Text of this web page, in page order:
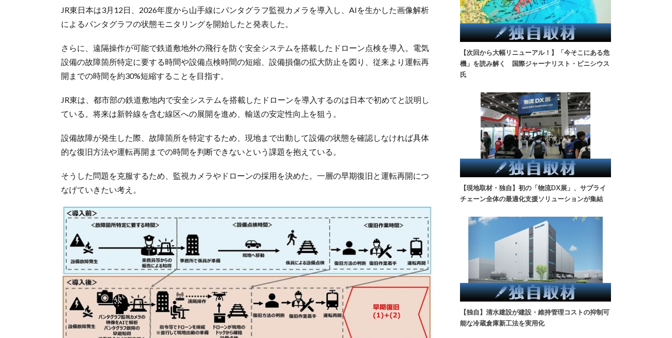
JR東日本は3月12日、2026年度から山手線にパンタグラフ監視カメラを導入し、AIを生かした画像解析
によるパンタグラフの状態モニタリングを開始したと発表した。
さらに、遠隔操作が可能で鉄道敷地外の飛行を防ぐ安全システムを搭載したドローン点検を導入。電気
設備の故障箇所特定に要する時間や設備点検時間の短縮、設備損傷の拡大防止を図り、従来より運転再
開までの時間を約30%短縮することを目指す。
JR東は、都市部の鉄道敷地内で安全システムを搭載したドローンを導入するのは日本で初めてと説明し
ている。将来は新幹線を含む線区への展開を進め、輸送の安定性向上を狙う。
設備故障が発生した際、故障箇所を特定するため、現地まで出動して設備の状態を確認しなければ具体
的な復旧方法や運転再開までの時間を判断できないという課題を抱えている。
そうした問題を克服するため、監視カメラやドローンの採用を決めた。一層の早期復旧と運転再開につ
なげていきたい考え。
【次回から大幅リニューアル！】「今そこにある危
機」を読み解く 国際ジャーナリスト・ビニシウス
氏
【現地取材・独自】初の「物流DX展」、サプライ
チェーン全体の最適化支援ソリューションが集結
【独自】清水建設が建設・維持管理コストの抑制可
能な冷蔵倉庫新工法を実用化